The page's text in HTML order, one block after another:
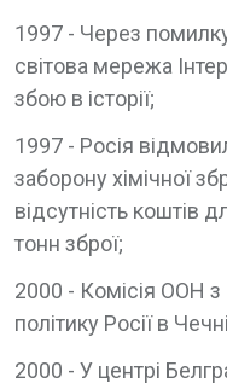
1997 - Через
світова мережа
збою в історії;
1997 - Росія
заборону хімічної
відсутність коштів
тонн зброї;
2000 - Комісія ООН
політику Росії в
2000 - У центрі